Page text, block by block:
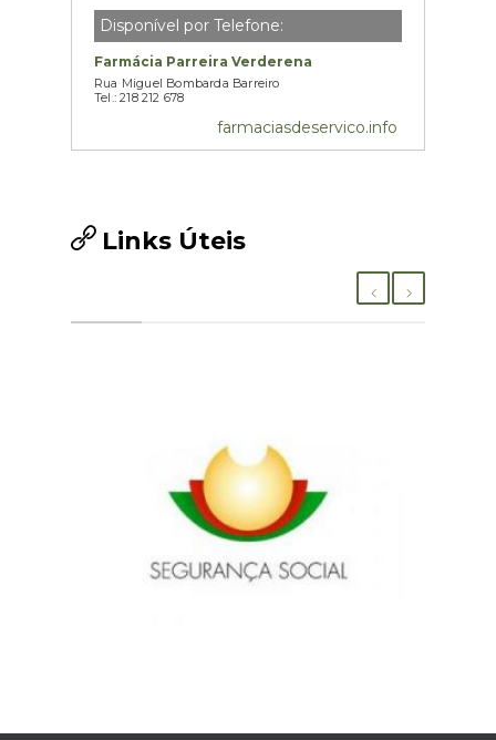
Disponível por Telefone:
Farmácia Parreira Verderena
Rua Miguel Bombarda Barreiro
Tel.: 218 212 678
farmaciasdeservico.info
Links Úteis